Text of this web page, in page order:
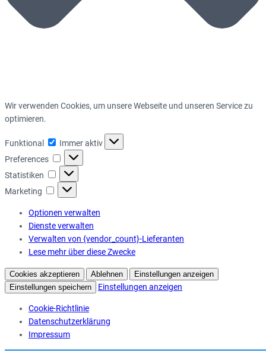
Wir verwenden Cookies, um unsere Webseite und unseren Service zu
optimieren.
Funktional Funktional
Immer aktiv
Preferences
Preferences
Statistiken Statistiken
Marketing Marketing
Optionen verwalten
Dienste verwalten
Verwalten von {vendor_count}-Lieferanten
Lese mehr über diese Zwecke
Cookies akzeptieren Ablehnen
Einstellungen anzeigen
Einstellungen speichern
Einstellungen anzeigen
Cookie-Richtlinie
Datenschutzerklärung
Impressum